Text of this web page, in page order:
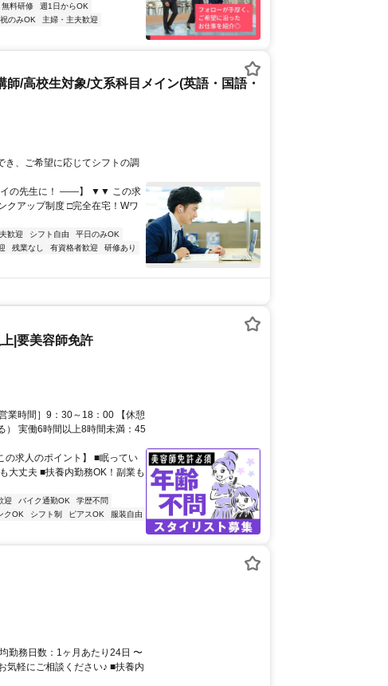
無料研修
週1日からOK
のみOK
主婦・主夫歓迎
師/高校生対象/文系科目メイン(英語・国語・
き、ご希望に応じてシフトの調
イの先生に！ ――】 ▼▼ この求
アップ制度 □完全在宅！Wワ
歓迎 シフト自由
平日のみOK
残業なし 有資格者歓迎
研修あり
|要美容師免許
業時間］9：30～18：00 【休憩
） 実働6時間以上8時間未満：45
求人のポイント】 ■眠ってい
大丈夫 ■扶養内勤務OK！副業も
迎 バイク通勤OK
学歴不問
クOK シフト制 ピアスOK
服装自由
勤務日数：1ヶ月あたり24日 〜
軽にご相談ください♪ ■扶養内